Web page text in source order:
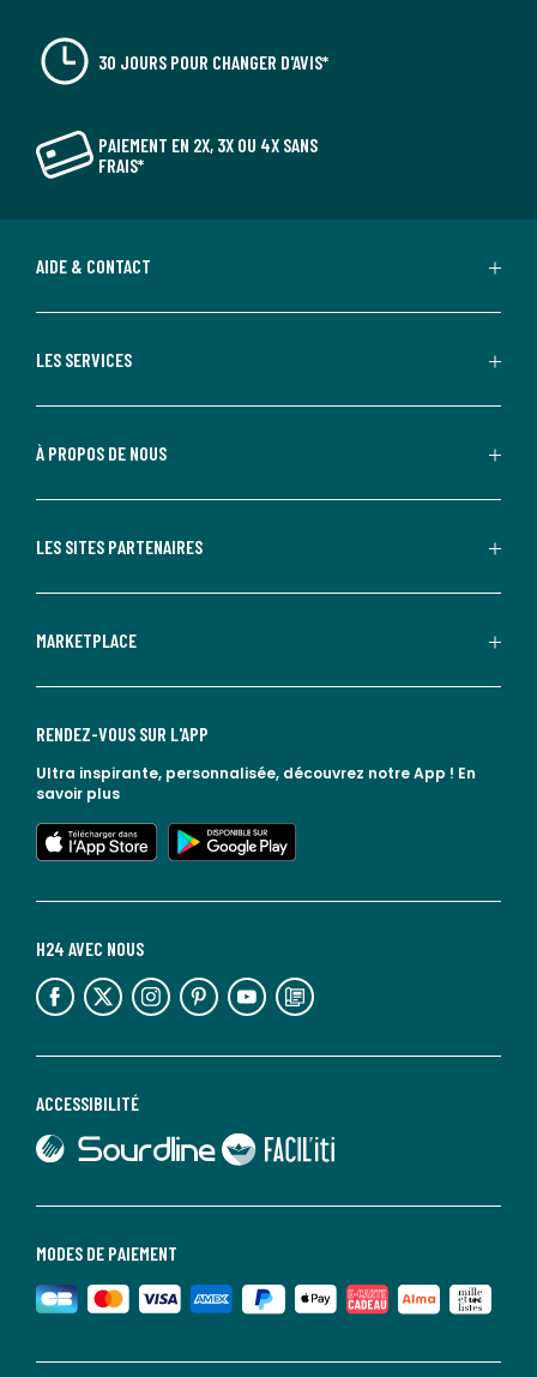
30 JOURS POUR CHANGER D'AVIS*
PAIEMENT EN 2X, 3X OU 4X SANS
FRAIS*
AIDE & CONTACT
LES SERVICES
À PROPOS DE NOUS
LES SITES PARTENAIRES
MARKETPLACE
MODES DE PAIEMENT
ACCESSIBILITÉ
lien vers Sourdline
lien vers Faciliti
H24 AVEC NOUS
lien vers l'espace réseaux sociaux lien vers l'espace réseaux sociaux lien vers l'espace réseaux sociaux lien vers l'espace réseaux sociaux lien vers l'espace réseaux sociaux lien vers le blog la redoute
RENDEZ-VOUS SUR L'APP
Ultra inspirante, personnalisée, découvrez notre App ! En
savoir plus
lien vers l'app store
lien vers google play